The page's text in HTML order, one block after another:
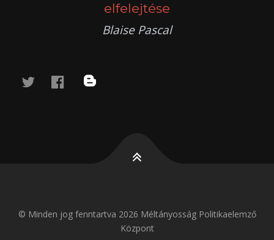
elfelejtése
Blaise Pascal
twitterfacebook
blog
© Minden jog fenntartva 2026 Méltányosság Politikaelemző
Központ